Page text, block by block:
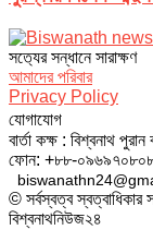
সত‌্যের সন্ধানে সারাক্ষণ
আমাদের পরিবার
Privacy Policy
যোগাযোগ
বার্তা কক্ষ : বিশ্বনাথ
ফোন: +৮৮-
© সর্বস্বত্ব স্বত্বাধিকার
বিশ্বনাথনিউজ২৪